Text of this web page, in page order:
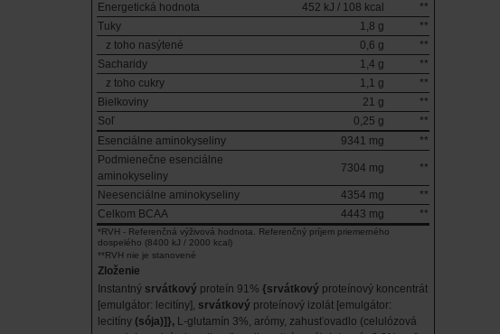
Energetická hodnota
452 kJ / 108 kcal
**
Tuky
1,8 g
**
z toho nasýtené
0,6 g
**
Sacharidy
1,4 g
**
z toho cukry
1,1 g
**
Bielkoviny
21 g
**
Soľ
0,25 g
**
Esenciálne aminokyseliny
9341 mg
**
Podmienečne esenciálne
aminokyseliny
7304 mg **
Neesenciálne aminokyseliny 4354 mg
**
Celkom BCAA
4443 mg **
*RVH - Referenčná výživová hodnota. Referenčný príjem priemerného
dospelého (8400 kJ / 2000 kcal)
**RVH nie je stanovené
Zloženie
Instantný srvátkový proteín 91%{srvátkový proteínový koncentrát
[emulgátor: lecitíny], srvátkový proteínový izolát [emulgátor:
lecitíny (sója)]}, L-glutamín 3%, arómy, zahusťovadlo (celulózová